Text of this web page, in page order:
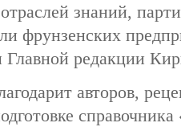
знаний,
фрунзенских
Главной редакции
авторов,